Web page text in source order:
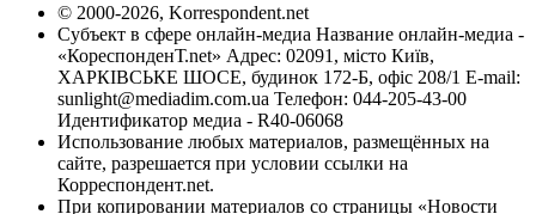
© 2000-2026, Korrespondent.net
Субъект в сфере онлайн-медиа Название онлайн-медиа -
«КореспонденТ.net» Адрес: 02091, місто Київ,
ХАРКІВСЬКЕ ШОСЕ, будинок 172-Б, офіс 208/1 E-mail:
sunlight@mediadim.com.ua Телефон: 044-205-43-00
Идентификатор медиа - R40-06068
Использование любых материалов, размещённых на
сайте, разрешается при условии ссылки на
Корреспондент.net.
При копировании материалов со страницы «Новости